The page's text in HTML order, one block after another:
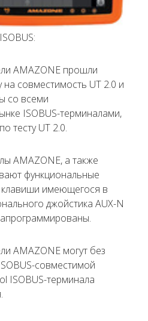
AMAZONE прошли
совместимость UT 2.0 и
со всеми
ISOBUS-терминалами,
тесту UT 2.0.
AMAZONE, а также
функциональные
имеющегося в
джойстика AUX-N
AMAZONE могут без
совместимой
ISOBUS-терминала